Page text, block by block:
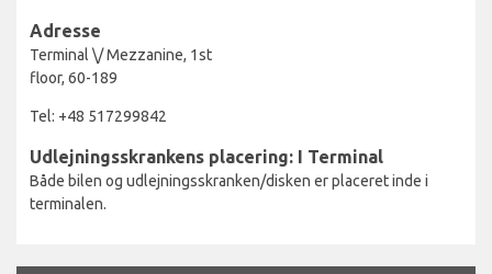
Adresse
Terminal \/ Mezzanine, 1st
floor, 60-189
Tel: +48 517299842
Udlejningsskrankens placering: I Terminal
Både bilen og udlejningsskranken/disken er placeret inde i
terminalen.